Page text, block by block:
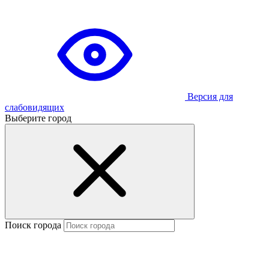
Версия для
слабовидящих
Выберите город
Поиск города